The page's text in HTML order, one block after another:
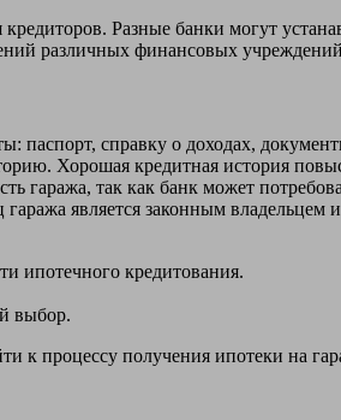
Разные банки могут
различных финансовых
паспорт, справку о доходах,
Хорошая кредитная история
гаража, так как банк может
гаража является законным
ипотечного кредитования.
выбор.
к процессу получения ипотеки на